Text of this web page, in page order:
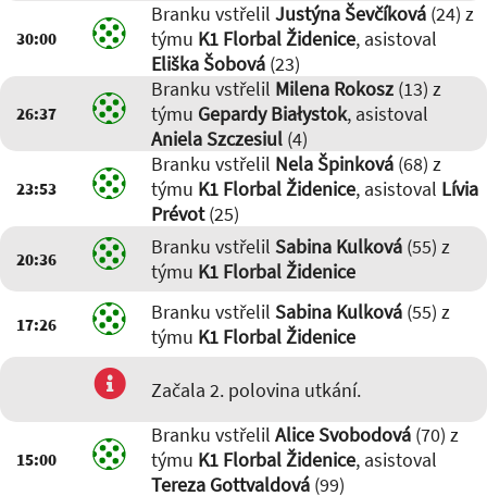
30:00
Branku vstřelil Justýna Ševčíková(24) z
týmu K1 Florbal Židenice, asistoval
Eliška Šobová(23)
26:37
Branku vstřelil Milena Rokosz(13) z
týmu Gepardy Białystok, asistoval
Aniela Szczesiul(4)
23:53
Branku vstřelil Nela Špinková(68) z
týmu K1 Florbal Židenice, asistoval Lívia
Prévot(25)
20:36 Branku vstřelil Sabina Kulková(55) z
týmu K1 Florbal Židenice
17:26 Branku vstřelil Sabina Kulková(55) z
týmu K1 Florbal Židenice
Začala 2. polovina utkání.
15:00
Branku vstřelil Alice Svobodová(70) z
týmu K1 Florbal Židenice, asistoval
Tereza Gottvaldová(99)